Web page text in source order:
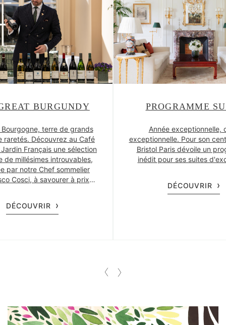
BURGUNDY
terre de grands
raretés. Découvrez au Café
Français une sélection
de millésimes introuvables,
par notre Chef sommelier
Cosci, à savourer à prix
DÉCOUVRIR
PROGRAMME
Année exceptionnelle,
exceptionnelle. Pour son
Bristol Paris dévoile un
inédit pour ses suites
DÉCOUVRIR